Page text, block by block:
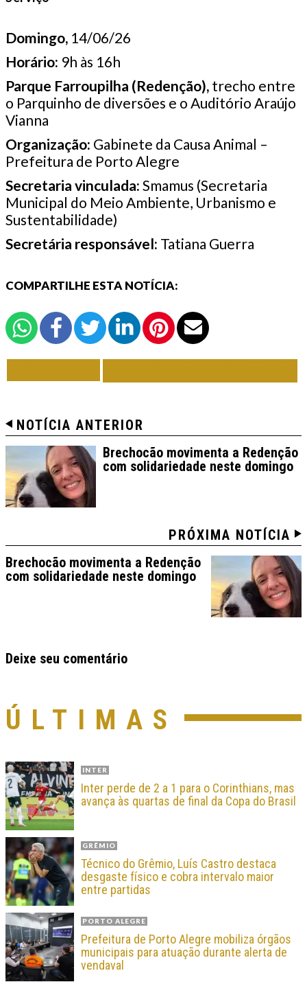
Domingo, 14/06/26
Horário: 9h às 16h
Parque Farroupilha (Redenção), trecho entre
o Parquinho de diversões e o Auditório Araújo
Vianna
Organização: Gabinete da Causa Animal –
Prefeitura de Porto Alegre
Secretaria vinculada: Smamus (Secretaria
Municipal do Meio Ambiente, Urbanismo e
Sustentabilidade)
Secretária responsável: Tatiana Guerra
COMPARTILHE ESTA NOTÍCIA:
NOTÍCIA ANTERIOR
Brechocão movimenta a Redenção
com solidariedade neste domingo
PRÓXIMA NOTÍCIA
Brechocão movimenta a Redenção
com solidariedade neste domingo
Deixe seu comentário
ÚLTIMAS
INTER
Inter perde de 2 a 1 para o Corinthians, mas
avança às quartas de final da Copa do Brasil
GRÊMIO
Técnico do Grêmio, Luís Castro destaca
desgaste físico e cobra intervalo maior
entre partidas
PORTO ALEGRE
Prefeitura de Porto Alegre mobiliza órgãos
municipais para atuação durante alerta de
vendaval